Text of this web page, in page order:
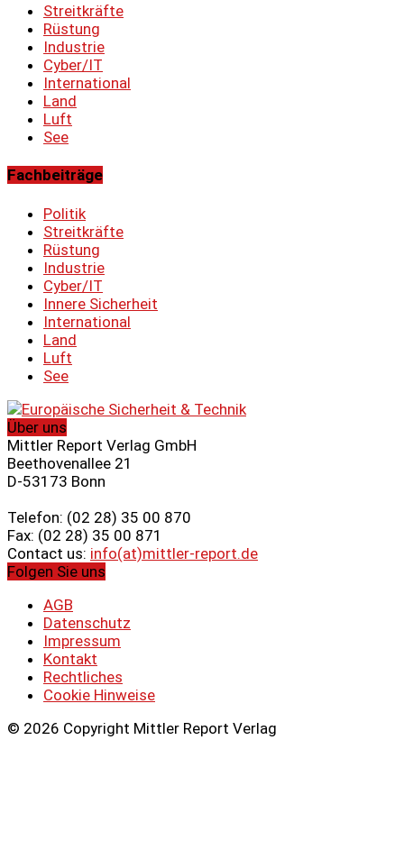
Streitkräfte
Rüstung
Industrie
Cyber/IT
International
Land
Luft
See
Fachbeiträge
Politik
Streitkräfte
Rüstung
Industrie
Cyber/IT
Innere Sicherheit
International
Land
Luft
See
Über uns
Mittler Report Verlag GmbH
Beethovenallee 21
D-53173 Bonn
Telefon: (02 28) 35 00 870
Fax: (02 28) 35 00 871
Contact us: info(at)mittler-report.de
Folgen Sie uns
AGB
Datenschutz
Impressum
Kontakt
Rechtliches
Cookie Hinweise
© 2026 Copyright Mittler Report Verlag